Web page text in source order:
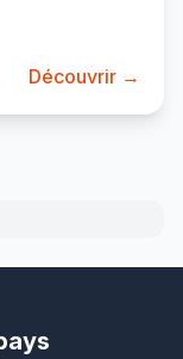
Découvrir →